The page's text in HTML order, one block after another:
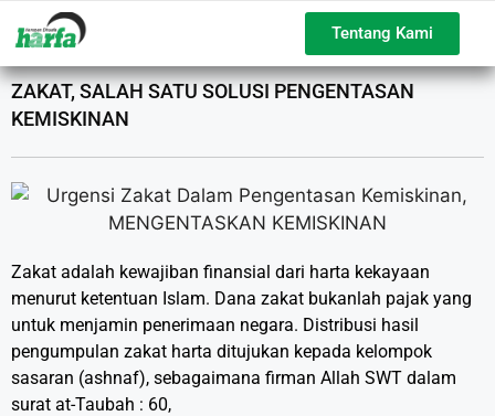
Tentang Kami
ZAKAT, SALAH SATU SOLUSI PENGENTASAN
KEMISKINAN
Zakat adalah kewajiban finansial dari harta kekayaan
menurut ketentuan Islam. Dana zakat bukanlah pajak yang
untuk menjamin penerimaan negara. Distribusi hasil
pengumpulan zakat harta ditujukan kepada kelompok
sasaran (ashnaf), sebagaimana firman Allah SWT dalam
surat at-Taubah : 60,